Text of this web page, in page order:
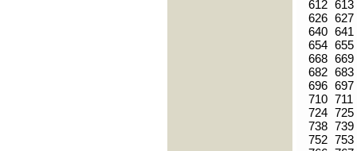
612 613
626 627
640 641
654 655
668 669
682 683
696 697
710 711
724 725
738 739
752 753